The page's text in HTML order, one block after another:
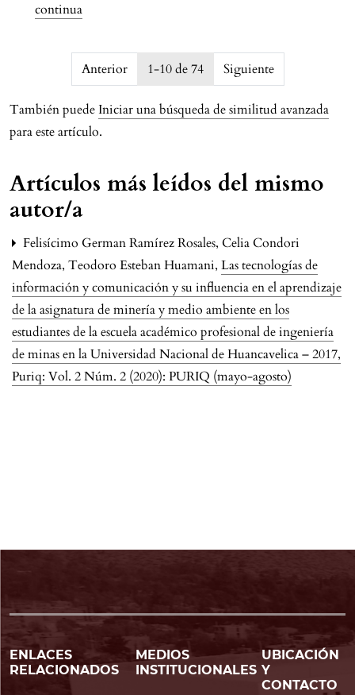
continua
issue.pagination6a76cde5e7731
Anterior 1-10 de 74 Siguiente
También puede Iniciar una búsqueda de similitud avanzada
para este artículo.
Artículos más leídos del mismo
autor/a
Felisícimo German Ramírez Rosales, Celia Condori
Mendoza, Teodoro Esteban Huamani, Las tecnologías de
información y comunicación y su influencia en el aprendizaje
de la asignatura de minería y medio ambiente en los
estudiantes de la escuela académico profesional de ingeniería
de minas en la Universidad Nacional de Huancavelica – 2017,
Puriq: Vol. 2 Núm. 2 (2020): PURIQ (mayo-agosto)
ENLACES
RELACIONADOS
MEDIOS
INSTITUCIONALES
UBICACIÓN
Y
CONTACTO